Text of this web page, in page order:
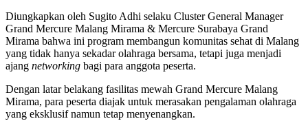
Diungkapkan oleh Sugito Adhi selaku Cluster General Manager
Grand Mercure Malang Mirama & Mercure Surabaya Grand
Mirama bahwa ini program membangun komunitas sehat di Malang
yang tidak hanya sekadar olahraga bersama, tetapi juga menjadi
ajang networking bagi para anggota peserta.
Dengan latar belakang fasilitas mewah Grand Mercure Malang
Mirama, para peserta diajak untuk merasakan pengalaman olahraga
yang eksklusif namun tetap menyenangkan.